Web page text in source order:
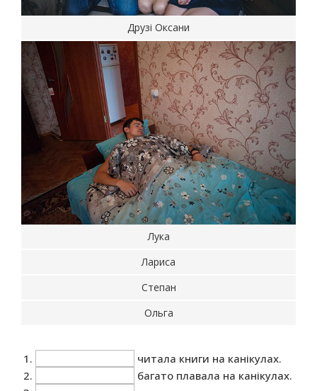
Друзі Оксани
Лука
Лариса
Степан
Ольга
читала книги на канікулах.
багато плавала на канікулах.